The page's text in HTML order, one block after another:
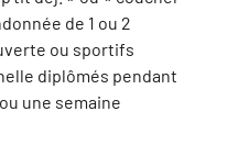
de 1 ou 2
ou sportifs
diplômés pendant
une semaine